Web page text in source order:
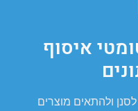
איסוף
ולהתאים מוצרים